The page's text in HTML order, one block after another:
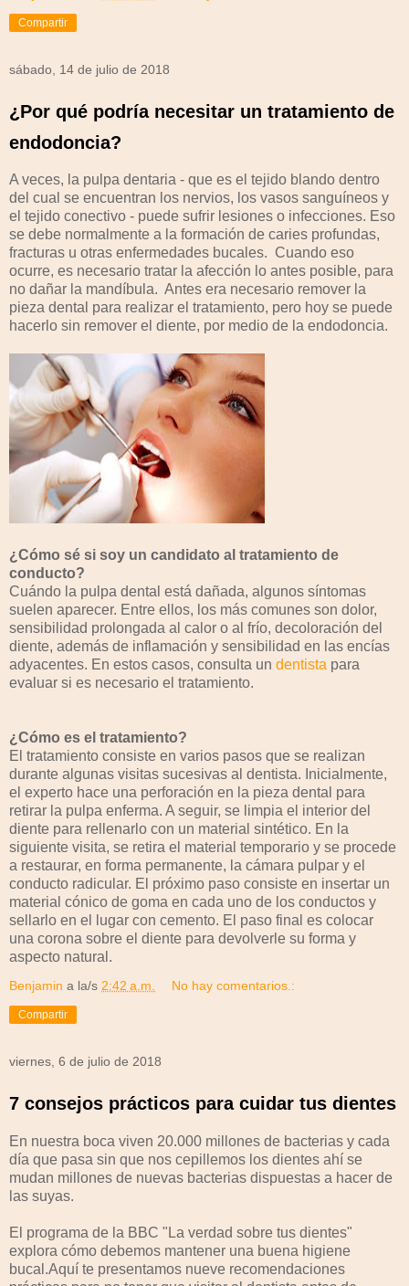
Compartir
sábado, 14 de julio de 2018
¿Por qué podría necesitar un tratamiento de
endodoncia?
A veces, la pulpa dentaria - que es el tejido blando dentro
del cual se encuentran los nervios, los vasos sanguíneos y
el tejido conectivo - puede sufrir lesiones o infecciones. Eso
se debe normalmente a la formación de caries profundas,
fracturas u otras enfermedades bucales. Cuando eso
ocurre, es necesario tratar la afección lo antes posible, para
no dañar la mandíbula. Antes era necesario remover la
pieza dental para realizar el tratamiento, pero hoy se puede
hacerlo sin remover el diente, por medio de la endodoncia.
¿Cómo sé si soy un candidato al tratamiento de
conducto?
Cuándo la pulpa dental está dañada, algunos síntomas
suelen aparecer. Entre ellos, los más comunes son dolor,
sensibilidad prolongada al calor o al frío, decoloración del
diente, además de inflamación y sensibilidad en las encías
adyacentes. En estos casos, consulta un dentista para
evaluar si es necesario el tratamiento.
¿Cómo es el tratamiento?
El tratamiento consiste en varios pasos que se realizan
durante algunas visitas sucesivas al dentista. Inicialmente,
el experto hace una perforación en la pieza dental para
retirar la pulpa enferma. A seguir, se limpia el interior del
diente para rellenarlo con un material sintético. En la
siguiente visita, se retira el material temporario y se procede
a restaurar, en forma permanente, la cámara pulpar y el
conducto radicular. El próximo paso consiste en insertar un
material cónico de goma en cada uno de los conductos y
sellarlo en el lugar con cemento. El paso final es colocar
una corona sobre el diente para devolverle su forma y
aspecto natural.
Benjamin a la/s 2:42 a.m. No hay comentarios.:
Compartir
viernes, 6 de julio de 2018
7 consejos prácticos para cuidar tus dientes
En nuestra boca viven 20.000 millones de bacterias y cada
día que pasa sin que nos cepillemos los dientes ahí se
mudan millones de nuevas bacterias dispuestas a hacer de
las suyas.
El programa de la BBC "La verdad sobre tus dientes"
explora cómo debemos mantener una buena higiene
bucal.Aquí te presentamos nueve recomendaciones